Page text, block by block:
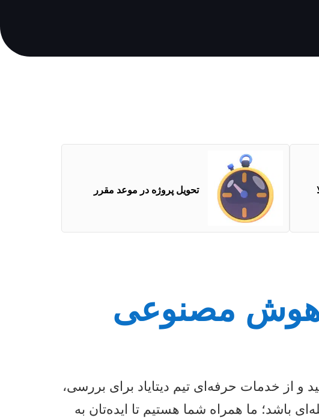
تحویل پروژه در موعد مقرر
هوش مصنوعی
و از خدمات حرفه‌ای تیم دیتایاد برای بررسی،
باشد؛ ما همراه شما هستیم تا ایده‌تان به